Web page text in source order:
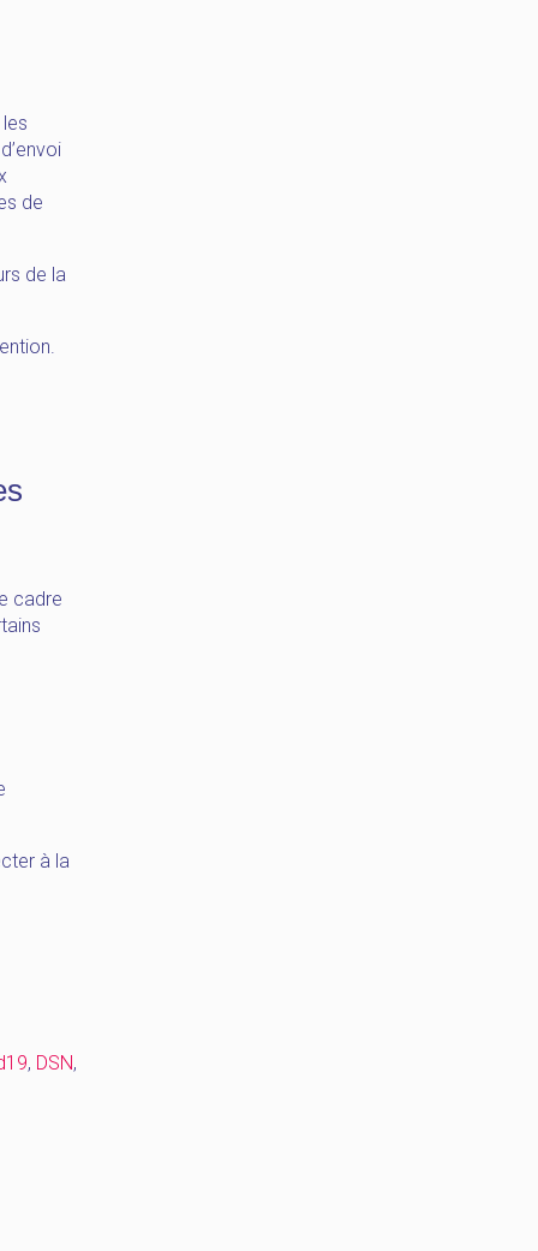
de
de la
cadre
à la
, DSN,